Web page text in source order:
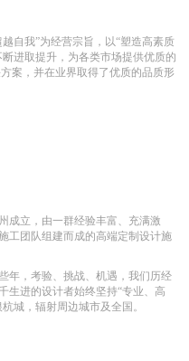
自我”为经营宗旨，以“塑造高素质
进取提升，为各类市场提供优质的
案，并在业界取得了优质的品质形
成立，由一群经验丰富、充满激
工团队组建而成的高端定制设计施
年，考验、挑战、机遇，我们历经
生进的设计者始终坚持“专业、高
城，辐射周边城市及全国。